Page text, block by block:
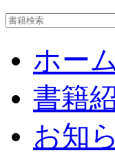
ホー
書籍
お知